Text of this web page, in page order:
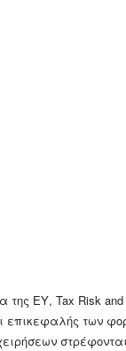
ΕΥ, Tax Risk and
επικεφαλής των